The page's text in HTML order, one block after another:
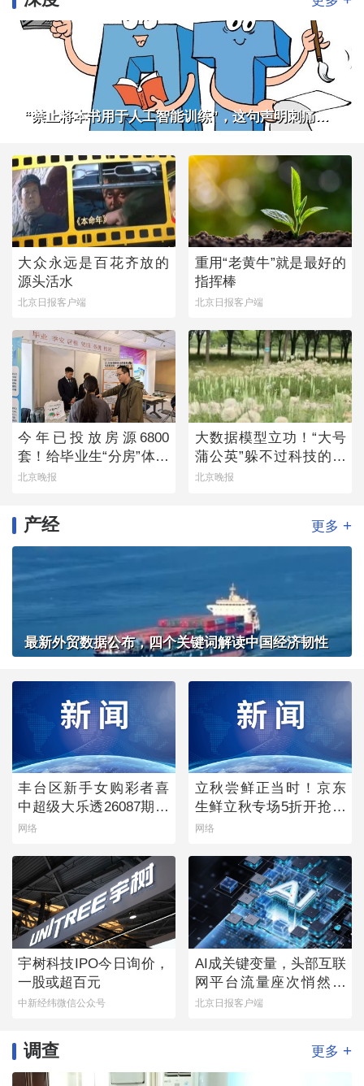
“禁止将本书用于人工智能训练”，这句声明刺痛了谁
大众永远是百花齐放的
源头活水
北京日报客户端
重用“老黄牛”就是最好的
指挥棒
北京日报客户端
今年已投放房源6800
套！给毕业生“分房”体现
留人诚意
北京晚报
大数据模型立功！“大号
蒲公英”躲不过科技的火
眼金睛
北京晚报
产经 更多 +
最新外贸数据公布，四个关键词解读中国经济韧性
丰台区新手女购彩者喜
中超级大乐透26087期一
等奖
网络
立秋尝鲜正当时！京东
生鲜立秋专场5折开抢，
承包你的秋日餐桌
网络
宇树科技IPO今日询价，
一股或超百元
中新经纬微信公众号
AI成关键变量，头部互联
网平台流量座次悄然生
变
北京日报客户端
调查 更多 +